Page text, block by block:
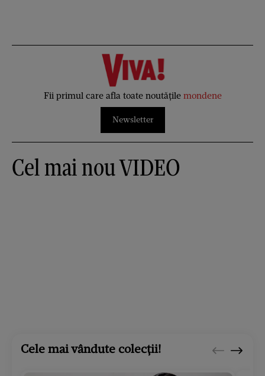
Fii primul care afla toate noutățile mondene
Newsletter
Cel mai nou VIDEO
Cele mai vândute colecții!